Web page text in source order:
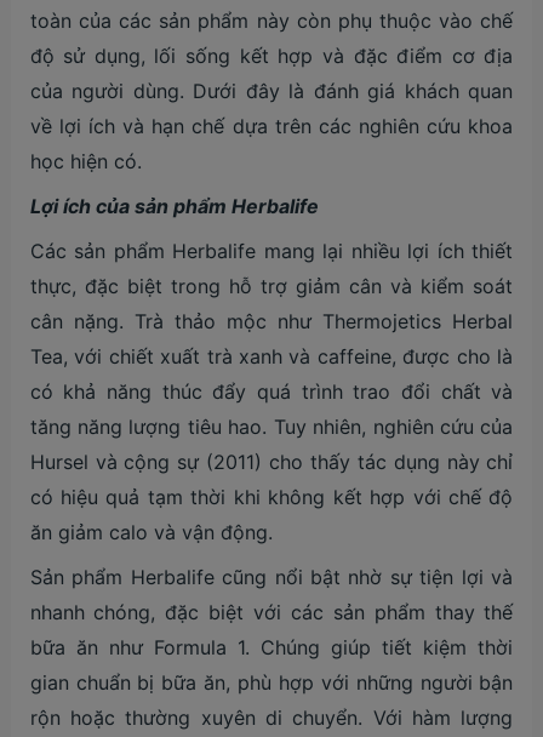
toàn của các sản phẩm này còn phụ thuộc vào chế
độ sử dụng, lối sống kết hợp và đặc điểm cơ địa
của người dùng. Dưới đây là đánh giá khách quan
về lợi ích và hạn chế dựa trên các nghiên cứu khoa
học hiện có.
Lợi ích của sản phẩm Herbalife
Các sản phẩm Herbalife mang lại nhiều lợi ích thiết
thực, đặc biệt trong hỗ trợ giảm cân và kiểm soát
cân nặng. Trà thảo mộc như Thermojetics Herbal
Tea, với chiết xuất trà xanh và caffeine, được cho là
có khả năng thúc đẩy quá trình trao đổi chất và
tăng năng lượng tiêu hao. Tuy nhiên, nghiên cứu của
Hursel và cộng sự (2011) cho thấy tác dụng này chỉ
có hiệu quả tạm thời khi không kết hợp với chế độ
ăn giảm calo và vận động.
Sản phẩm Herbalife cũng nổi bật nhờ sự tiện lợi và
nhanh chóng, đặc biệt với các sản phẩm thay thế
bữa ăn như Formula 1. Chúng giúp tiết kiệm thời
gian chuẩn bị bữa ăn, phù hợp với những người bận
rộn hoặc thường xuyên di chuyển. Với hàm lượng